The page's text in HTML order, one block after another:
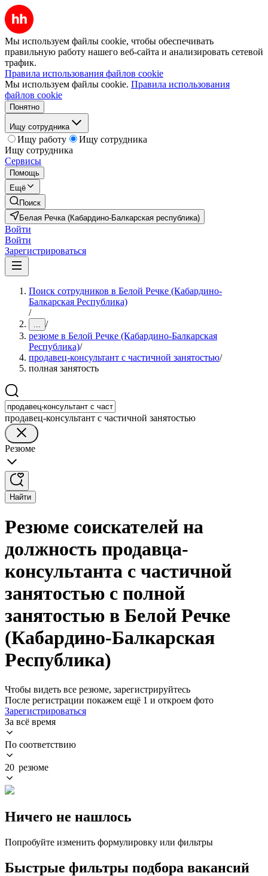
Мы используем файлы cookie, чтобы обеспечивать
правильную работу нашего веб-сайта и анализировать сетевой
трафик.
Правила использования файлов cookie
Мы используем файлы cookie. Правила использования
файлов cookie
Понятно
Ищу сотрудника
Ищу работу
Ищу сотрудника
Ищу сотрудника
Сервисы
Помощь
Ещё
Поиск
Белая Речка (Кабардино-Балкарская республика)
Войти
Войти
Зарегистрироваться
Поиск сотрудников в Белой Речке (Кабардино-
Балкарская Республика)
/
... /
резюме в Белой Речке (Кабардино-Балкарская
Республика)/
продавец-консультант с частичной занятостью/
полная занятость
продавец-консультант с частичной занятостью
Резюме
Найти
Резюме соискателей на
должность продавца-
консультанта с частичной
занятостью с полной
занятостью в Белой Речке
(Кабардино-Балкарская
Республика)
Чтобы видеть все резюме, зарегистрируйтесь
После регистрации покажем ещё 1 и откроем фото
Зарегистрироваться
За всё время
По соответствию
20 резюме
Ничего не нашлось
Попробуйте изменить формулировку или фильтры
Быстрые фильтры подбора вакансий